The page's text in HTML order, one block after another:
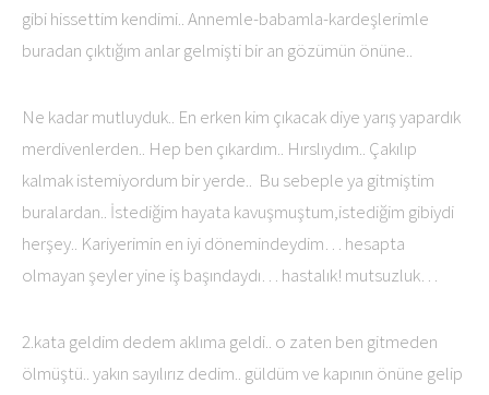
gibi hissettim kendimi.. Annemle-babamla-kardeşlerimle
buradan çıktığım anlar gelmişti bir an gözümün önüne..
Ne kadar mutluyduk.. En erken kim çıkacak diye yarış yapardık
merdivenlerden.. Hep ben çıkardım.. Hırslıydım.. Çakılıp
kalmak istemiyordum bir yerde.. Bu sebeple ya gitmiştim
buralardan.. İstediğim hayata kavuşmuştum,istediğim gibiydi
herşey.. Kariyerimin en iyi dönemindeydim… hesapta
olmayan şeyler yine iş başındaydı… hastalık! mutsuzluk…
2.kata geldim dedem aklıma geldi.. o zaten ben gitmeden
ölmüştü.. yakın sayılırız dedim.. güldüm ve kapının önüne gelip